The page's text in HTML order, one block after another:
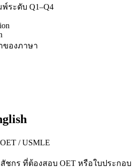
ระดับ Q1–Q4
าของภาษา
/ USMLE
ชกร ที่ต้องสอบ OET หรือใบประกอบ